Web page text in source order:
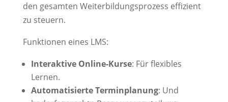
den gesamten Weiterbildungsprozess effizient
zu steuern.
Funktionen eines LMS:
Interaktive Online-Kurse: Für flexibles
Lernen.
Automatisierte Terminplanung: Und